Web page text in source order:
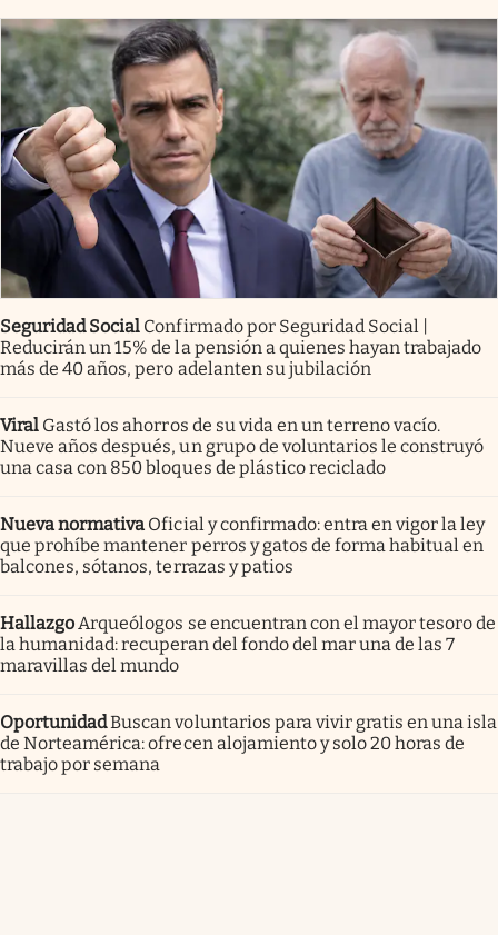
Seguridad Social Confirmado por Seguridad Social |
Reducirán un 15% de la pensión a quienes hayan trabajado
más de 40 años, pero adelanten su jubilación
Viral Gastó los ahorros de su vida en un terreno vacío.
Nueve años después, un grupo de voluntarios le construyó
una casa con 850 bloques de plástico reciclado
Nueva normativa Oficial y confirmado: entra en vigor la ley
que prohíbe mantener perros y gatos de forma habitual en
balcones, sótanos, terrazas y patios
Hallazgo Arqueólogos se encuentran con el mayor tesoro de
la humanidad: recuperan del fondo del mar una de las 7
maravillas del mundo
OportunidadBuscan voluntarios para vivir gratis en una isla
de Norteamérica: ofrecen alojamiento y solo 20 horas de
trabajo por semana